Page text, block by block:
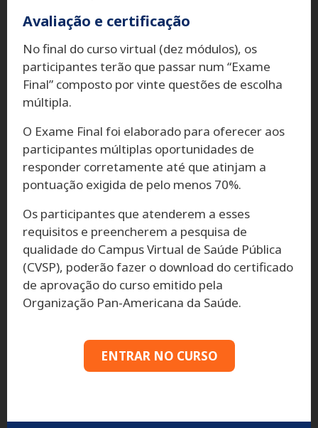
Avaliação e certificação
No final do curso virtual (dez módulos), os
participantes terão que passar num “Exame
Final” composto por vinte questões de escolha
múltipla.
O Exame Final foi elaborado para oferecer aos
participantes múltiplas oportunidades de
responder corretamente até que atinjam a
pontuação exigida de pelo menos 70%.
Os participantes que atenderem a esses
requisitos e preencherem a pesquisa de
qualidade do Campus Virtual de Saúde Pública
(CVSP), poderão fazer o download do certificado
de aprovação do curso emitido pela
Organização Pan-Americana da Saúde.
ENTRAR NO CURSO